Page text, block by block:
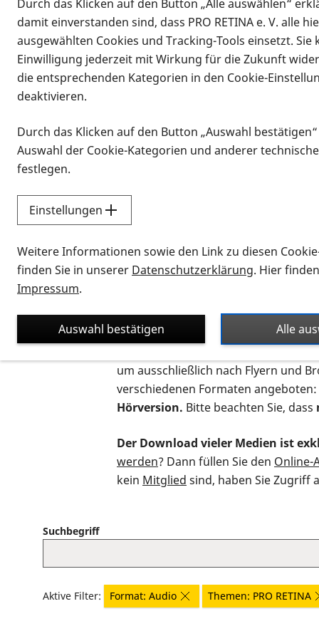
Infomaterial
Infomaterial
Vorlesen
Alle Infomaterialien
Sie möchten wissen, wie Sie nach
Erklärvideos zum Thema
Auf dieser Seite finden Sie
um ausschließlich nach Flyern und
verschiedenen Formaten
Hörversion. Bitte beachten Sie, dass
Der Download vieler Medien ist
werden? Dann füllen Sie den Online-
kein Mitglied sind, haben Sie Zugriff
Suchbegriff
Aktive Filter: Format: Audio Themen: PRO RETINA
Durch das Klicken auf den Button „Alle auswählen“
damit einverstanden sind, dass PRO RETINA e. V. alle
ausgewählten Cookies und Tracking-Tools einsetzt. Sie
Einwilligung jederzeit mit Wirkung für die Zukunft
die entsprechenden Kategorien in den Cookie-
deaktivieren.
Durch das Klicken auf den Button „Auswahl
Auswahl der Cookie-Kategorien und anderer
festlegen.
Einstellungen
Weitere Informationen sowie den Link zu diesen
finden Sie in unserer Datenschutzerklärung. Hier
Impressum.
Alle
Auswahl bestätigen